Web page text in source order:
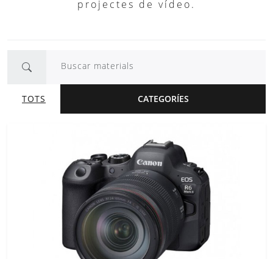
projectes de vídeo.
Buscar materials
TOTS CATEGORÍES